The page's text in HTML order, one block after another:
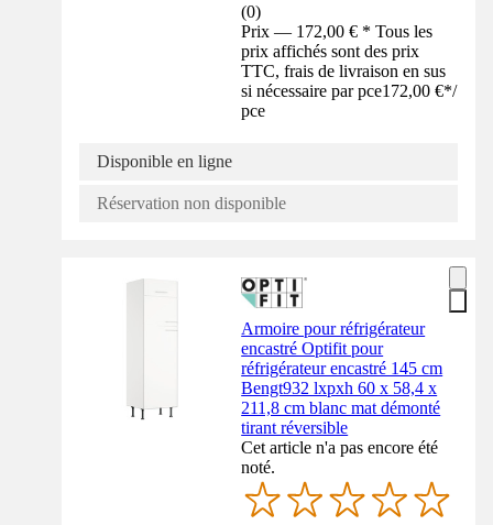
(0)
Prix — 172,00 € * Tous les
prix affichés sont des prix
TTC, frais de livraison en sus
si nécessaire par pce172,00 €*/
pce
Disponible en ligne
Réservation non disponible
Armoire pour réfrigérateur
encastré Optifit pour
réfrigérateur encastré 145 cm
Bengt932 lxpxh 60 x 58,4 x
211,8 cm blanc mat démonté
tirant réversible
Cet article n'a pas encore été
noté.